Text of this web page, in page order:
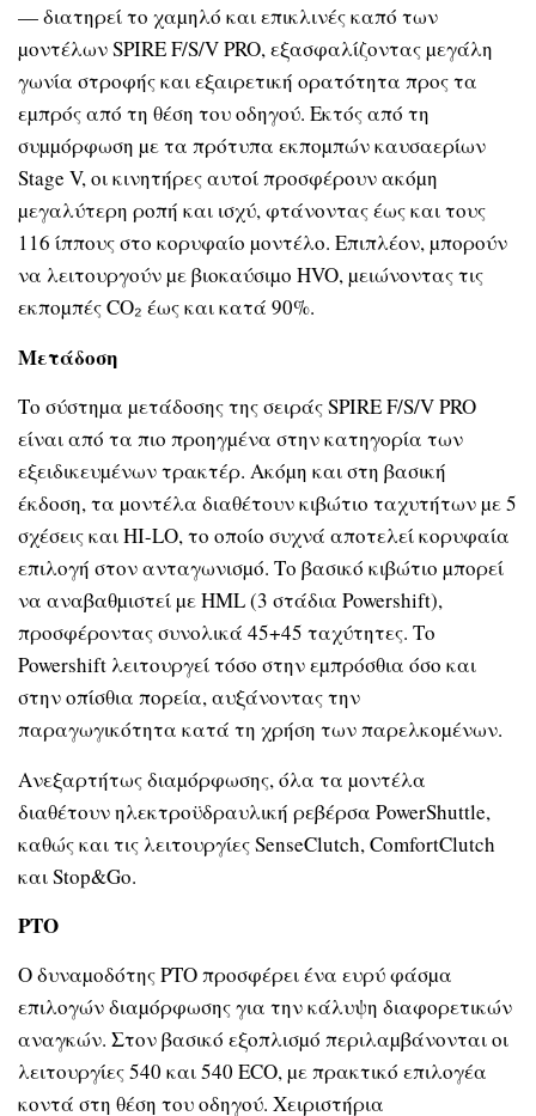
— διατηρεί το χαµηλό και επικλινές καπό των
µοντέλων SPIRE F/S/V PRO, εξασφαλίζοντας µεγάλη
γωνία στροφής και εξαιρετική ορατότητα προς τα
εµπρός από τη θέση του οδηγού. Εκτός από τη
συµµόρφωση µε τα πρότυπα εκποµπών καυσαερίων
Stage V, οι κινητήρες αυτοί προσφέρουν ακόµη
µεγαλύτερη ροπή και ισχύ, φτάνοντας έως και τους
116 ίππους στο κορυφαίο µοντέλο. Επιπλέον, µπορούν
να λειτουργούν µε βιοκαύσιµο HVO, µειώνοντας τις
εκποµπές CO₂ έως και κατά 90%.
Μετάδοση
Το σύστηµα µετάδοσης της σειράς SPIRE F/S/V PRO
είναι από τα πιο προηγµένα στην κατηγορία των
εξειδικευµένων τρακτέρ. Ακόµη και στη βασική
έκδοση, τα µοντέλα διαθέτουν κιβώτιο ταχυτήτων µε 5
σχέσεις και HI-LO, το οποίο συχνά αποτελεί κορυφαία
επιλογή στον ανταγωνισµό. Το βασικό κιβώτιο µπορεί
να αναβαθµιστεί µε HML (3 στάδια Powershift),
προσφέροντας συνολικά 45+45 ταχύτητες. Το
Powershift λειτουργεί τόσο στην εµπρόσθια όσο και
στην οπίσθια πορεία, αυξάνοντας την
παραγωγικότητα κατά τη χρήση των παρελκοµένων.
Ανεξαρτήτως διαµόρφωσης, όλα τα µοντέλα
διαθέτουν ηλεκτροϋδραυλική ρεβέρσα PowerShuttle,
καθώς και τις λειτουργίες SenseClutch, ComfortClutch
και Stop&Go.
PTO
Ο δυναµοδότης PTO προσφέρει ένα ευρύ φάσµα
επιλογών διαµόρφωσης για την κάλυψη διαφορετικών
αναγκών. Στον βασικό εξοπλισµό περιλαµβάνονται οι
λειτουργίες 540 και 540 ECO, µε πρακτικό επιλογέα
κοντά στη θέση του οδηγού. Χειριστήρια